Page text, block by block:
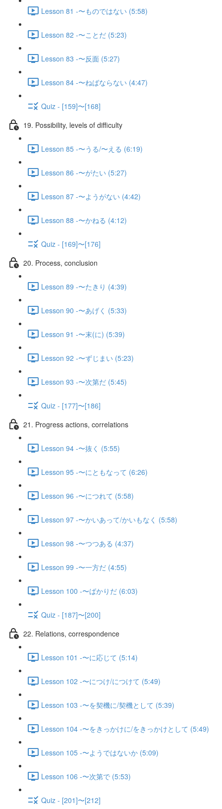
Lesson 81 -〜ものではない (5:58)
Lesson 82 -〜ことだ (5:23)
Lesson 83 -〜反面 (5:27)
Lesson 84 -〜ねばならない (4:47)
Quiz - [159]〜[168]
19. Possibility, levels of difficulty
Lesson 85 -〜うる/〜える (6:19)
Lesson 86 -〜がたい (5:27)
Lesson 87 -〜ようがない (4:42)
Lesson 88 -〜かねる (4:12)
Quiz - [169]〜[176]
20. Process, conclusion
Lesson 89 -〜たきり (4:39)
Lesson 90 -〜あげく (5:33)
Lesson 91 -〜末(に) (5:39)
Lesson 92 -〜ずじまい (5:23)
Lesson 93 -〜次第だ (5:45)
Quiz - [177]〜[186]
21. Progress actions, correlations
Lesson 94 -〜抜く (5:55)
Lesson 95 -〜にともなって (6:26)
Lesson 96 -〜につれて (5:58)
Lesson 97 -〜かいあって/かいもなく (5:58)
Lesson 98 -〜つつある (4:37)
Lesson 99 -〜一方だ (4:55)
Lesson 100 -〜ばかりだ (6:03)
Quiz - [187]〜[200]
22. Relations, correspondence
Lesson 101 -〜に応じて (5:14)
Lesson 102 -〜につけ/につけて (5:49)
Lesson 103 -〜を契機に/契機として (5:39)
Lesson 104 -〜をきっかけに/をきっかけとして (5:49)
Lesson 105 -〜ようではないか (5:09)
Lesson 106 -〜次第で (5:53)
Quiz - [201]〜[212]